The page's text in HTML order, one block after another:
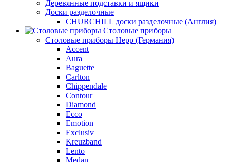
Деревянные подставки и ящики
Доски разделочные
CHURCHILL доски разделочные (Англия)
Столовые приборы
Столовые приборы Hepp (Германия)
Accent
Aura
Baguette
Carlton
Chippendale
Contour
Diamond
Ecco
Emotion
Exclusiv
Kreuzband
Lento
Medan